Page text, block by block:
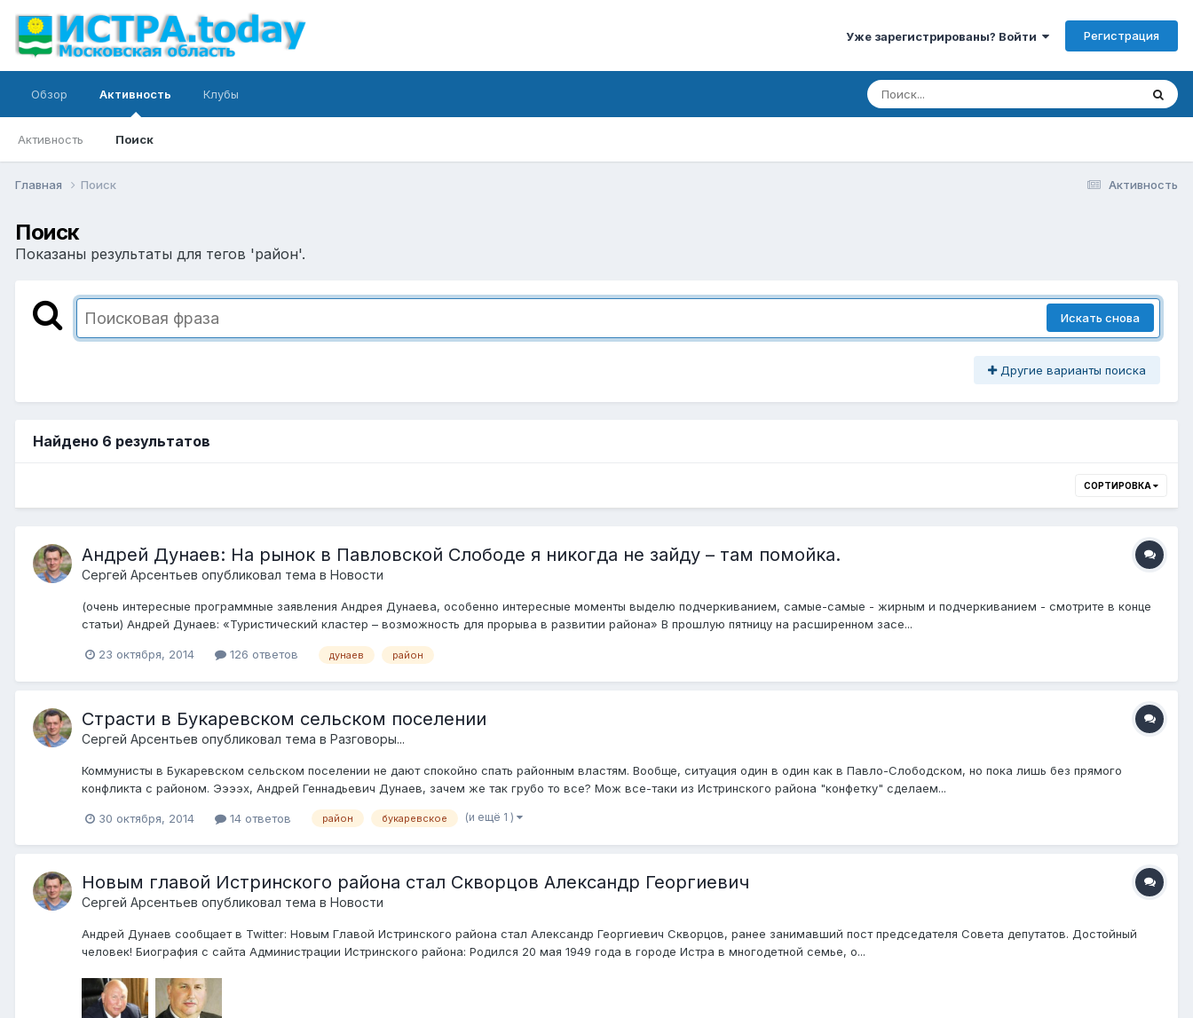
Уже зарегистрированы? Войти Регистрация
Обзор Активность
Активность Поиск
Клубы
Активность
Главная Поиск
Поиск
Показаны результаты для тегов 'район'.
Искать снова
Другие варианты поиска
Найдено 6 результатов
СОРТИРОВКА
Андрей Дунаев: На рынок в Павловской Слободе я никогда не зайду – там помойка.
Сергей Арсентьев опубликовал тема в Новости
(очень интересные программные заявления Андрея Дунаева, особенно интересные моменты выделю подчеркиванием, самые-самые - жирным и подчеркиванием - смотрите в конце
статьи) Андрей Дунаев: «Туристический кластер – возможность для прорыва в развитии района» В прошлую пятницу на расширенном засе...
23 октября, 2014 126 ответов дунаев район
Страсти в Букаревском сельском поселении
Сергей Арсентьев опубликовал тема в Разговоры...
Коммунисты в Букаревском сельском поселении не дают спокойно спать районным властям. Вообще, ситуация один в один как в Павло-Слободском, но пока лишь без прямого
конфликта с районом. Ээээх, Андрей Геннадьевич Дунаев, зачем же так грубо то все? Мож все-таки из Истринского района "конфетку" сделаем...
30 октября, 2014 14 ответов район букаревское (и ещё 1 )
Новым главой Истринского района стал Скворцов Александр Георгиевич
Сергей Арсентьев опубликовал тема в Новости
Андрей Дунаев сообщает в Twitter: Новым Главой Истринского района стал Александр Георгиевич Скворцов, ранее занимавший пост председателя Совета депутатов. Достойный
человек! Биография с сайта Администрации Истринского района: Родился 20 мая 1949 года в городе Истра в многодетной семье, о...